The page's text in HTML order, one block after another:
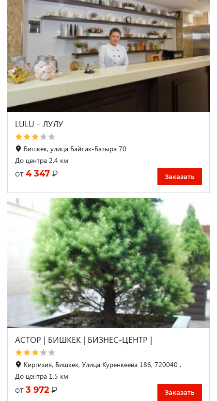
LULU - ЛУЛУ
Бишкек, улица Байтик-Батыра 70
До центра 2.4 км
от 4 347 ₽ Заказать
АСТОР | БИШКЕК | БИЗНЕС-ЦЕНТР |
Киргизия, Бишкек, Улица Куренкеева 186, 720040 ,
До центра 1.5 км
от 3 972 ₽ Заказать